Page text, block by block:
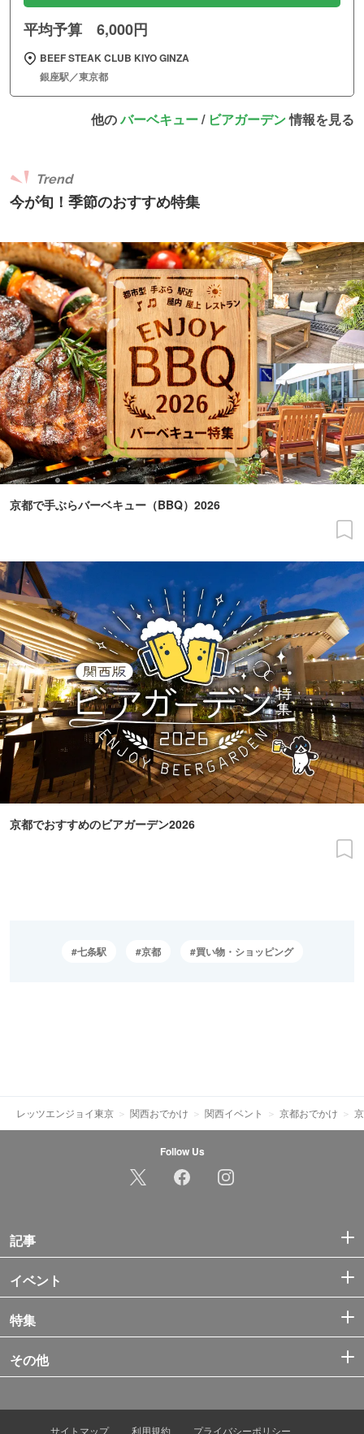
平均予算 6,000円
BEEF STEAK CLUB KIYO GINZA
銀座駅／東京都
他のバーベキュー/ ビアガーデン情報を見る
今が旬！季節のおすすめ特集
Trend
京都で手ぶらバーベキュー（BBQ）2026
京都でおすすめのビアガーデン2026
七条駅 京都 買い物・ショッピング
レッツエンジョイ東京 関西おでかけ 関西イベント 京都おでかけ
Follow Us
記事
イベント
特集
その他
サイトマップ 利用規約 プライバシーポリシー